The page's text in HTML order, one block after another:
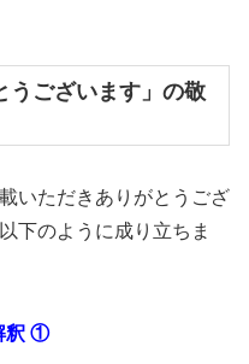
うございます」の敬
いただきありがとうござ
下のように成り立ちま
釈 ①